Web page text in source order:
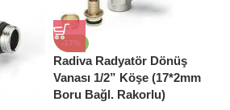
-37%
Radiva Radyatör Dönüş
Vanası 1/2” Köşe (17*2mm
Boru Bağl. Rakorlu)